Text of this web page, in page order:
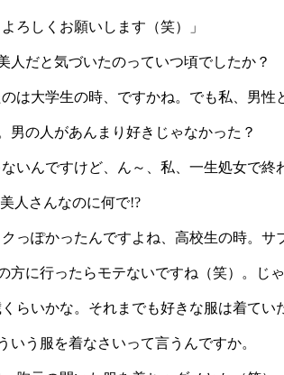
ろしくお願いします（笑）」
人だと気づいたのっていつ頃でしたか？
のは大学生の時、ですかね。でも私、男
男の人があんまり好きじゃなかった？
ないんですけど、ん～、私、一生処女で
人さんなのに何で!?
クっぽかったんですよね、高校生の時。
方に行ったらモテないですね（笑）。じ
くらいかな。それまでも好きな服は着て
いう服を着なさいって言うんですか。